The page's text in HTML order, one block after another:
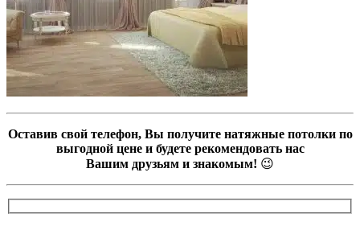
Оставив свой телефон, Вы получите натяжные потолки по
выгодной цене и будете рекомендовать нас
Вашим друзьям и знакомым! 😉